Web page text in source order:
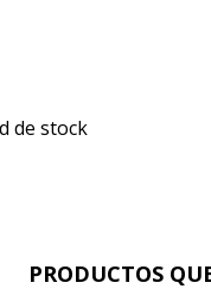
de stock
PRODUCTOS